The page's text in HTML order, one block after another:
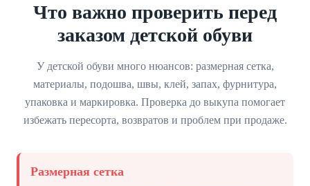
Что важно проверить перед
заказом детской обуви
У детской обуви много нюансов: размерная сетка,
материалы, подошва, швы, клей, запах, фурнитура,
упаковка и маркировка. Проверка до выкупа помогает
избежать пересорта, возвратов и проблем при продаже.
Размерная сетка